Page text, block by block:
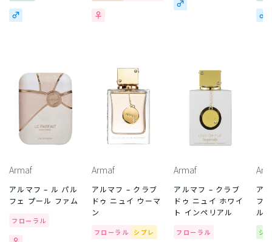
Armaf
アルマフ – ル パル
フェ プール ファム
フローラル
Armaf
アルマフ – クラブ
ドゥ ニュイ ウーマ
ン
フローラル シプレ
Armaf
アルマフ – クラブ
ドゥ ニュイ ホワイ
ト インペリアル
フローラル
ア
フ
ル
シ